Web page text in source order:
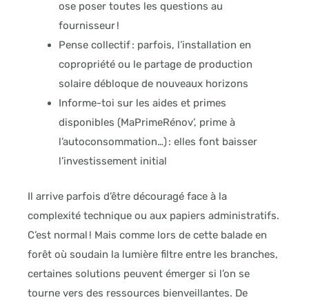
ose poser toutes les questions au
fournisseur !
Pense collectif : parfois, l’installation en
copropriété ou le partage de production
solaire débloque de nouveaux horizons
Informe-toi sur les aides et primes
disponibles (MaPrimeRénov’, prime à
l’autoconsommation…) : elles font baisser
l’investissement initial
Il arrive parfois d’être découragé face à la
complexité technique ou aux papiers administratifs.
C’est normal ! Mais comme lors de cette balade en
forêt où soudain la lumière filtre entre les branches,
certaines solutions peuvent émerger si l’on se
tourne vers des ressources bienveillantes. De